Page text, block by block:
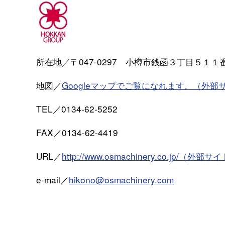
所在地／〒047-0297 小樽市銭函３丁目５１１
地図／Googleマップでご覧になれます。（外部サ
TEL／0134-62-5252
FAX／0134-62-4419
URL／http://www.osmachinery.co.jp/（外部サイ
e-mail／hikono@osmachinery.com